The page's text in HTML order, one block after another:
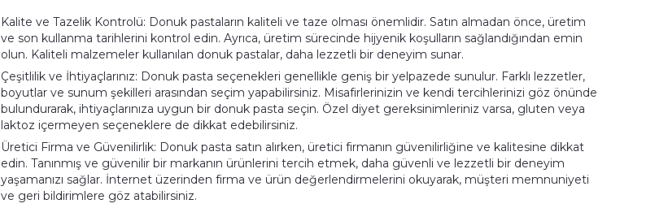
Kalite ve Tazelik Kontrolü: Donuk pastaların kaliteli ve taze olması önemlidir. Satın almadan önce, üretim
ve son kullanma tarihlerini kontrol edin. Ayrıca, üretim sürecinde hijyenik koşulların sağlandığından emin
olun. Kaliteli malzemeler kullanılan donuk pastalar, daha lezzetli bir deneyim sunar.
Çeşitlilik ve İhtiyaçlarınız: Donuk pasta seçenekleri genellikle geniş bir yelpazede sunulur. Farklı lezzetler,
boyutlar ve sunum şekilleri arasından seçim yapabilirsiniz. Misafirlerinizin ve kendi tercihlerinizi göz önünde
bulundurarak, ihtiyaçlarınıza uygun bir donuk pasta seçin. Özel diyet gereksinimleriniz varsa, gluten veya
laktoz içermeyen seçeneklere de dikkat edebilirsiniz.
Üretici Firma ve Güvenilirlik: Donuk pasta satın alırken, üretici firmanın güvenilirliğine ve kalitesine dikkat
edin. Tanınmış ve güvenilir bir markanın ürünlerini tercih etmek, daha güvenli ve lezzetli bir deneyim
yaşamanızı sağlar. İnternet üzerinden firma ve ürün değerlendirmelerini okuyarak, müşteri memnuniyeti
ve geri bildirimlere göz atabilirsiniz.